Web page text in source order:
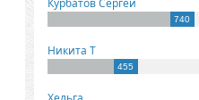
Курбатов Сергей
740
Никита Т
455